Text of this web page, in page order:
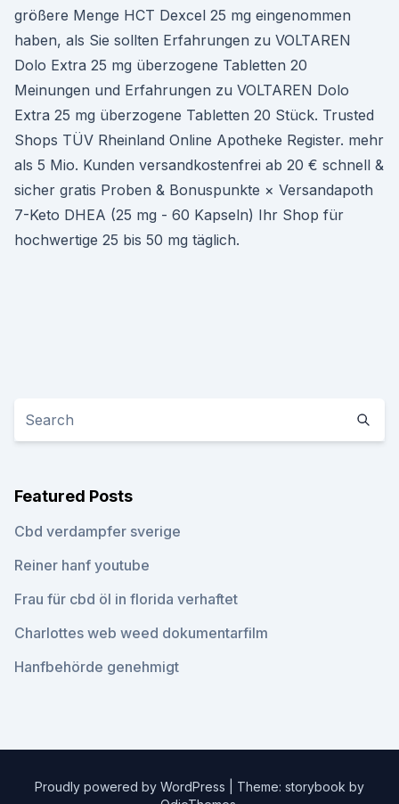
größere Menge HCT Dexcel 25 mg eingenommen
haben, als Sie sollten Erfahrungen zu VOLTAREN
Dolo Extra 25 mg überzogene Tabletten 20
Meinungen und Erfahrungen zu VOLTAREN Dolo
Extra 25 mg überzogene Tabletten 20 Stück. Trusted
Shops TÜV Rheinland Online Apotheke Register. mehr
als 5 Mio. Kunden versandkostenfrei ab 20 € schnell &
sicher gratis Proben & Bonuspunkte × Versandapoth
7-Keto DHEA (25 mg - 60 Kapseln) Ihr Shop für
hochwertige 25 bis 50 mg täglich.
Featured Posts
Cbd verdampfer sverige
Reiner hanf youtube
Frau für cbd öl in florida verhaftet
Charlottes web weed dokumentarfilm
Hanfbehörde genehmigt
Proudly powered by WordPress
Theme: storybook by